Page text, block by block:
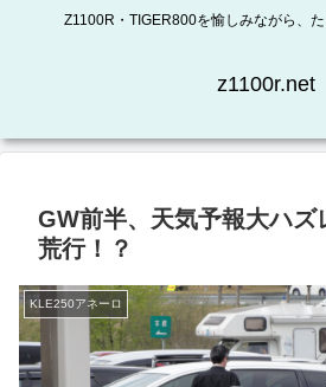
Z1100R・TIGER800を愉しみながら、た
z1100r.net
GW前半、天気予報大ハ
荒行！？
KLE250アネーロ